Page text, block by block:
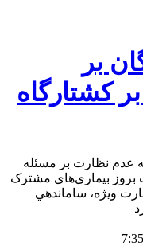
بر
کشتارگاه
عدم نظارت بر مسئله
بروز بیماری‌های مشترک
ويژه، ساماندهي